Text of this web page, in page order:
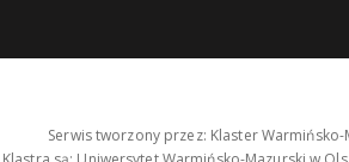
Serwis tworzony przez: Klaster